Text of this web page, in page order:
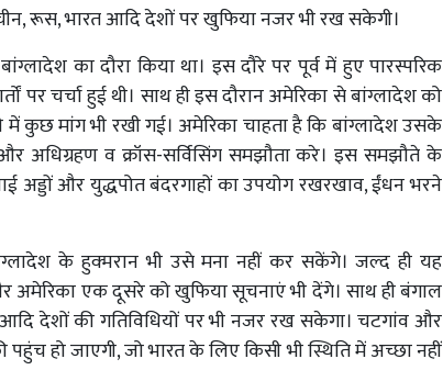
रूस, भारत आदि देशों पर खुफिया नजर भी रख सकेगी।
का दौरा किया था। इस दौरे पर पूर्व में हुए पारस्परिक
पर चर्चा हुई थी। साथ ही इस दौरान अमेरिका से बांग्लादेश को
कुछ मांग भी रखी गई। अमेरिका चाहता है कि बांग्लादेश उसके
अधिग्रहण व क्रॉस-सर्विसिंग समझौता करे। इस समझौते के
अड्डों और युद्धपोत बंदरगाहों का उपयोग रखरखाव, ईंधन भरने
के हुक्मरान भी उसे मना नहीं कर सकेंगे। जल्द ही यह
अमेरिका एक दूसरे को खुफिया सूचनाएं भी देंगे। साथ ही बंगाल
देशों की गतिविधियों पर भी नजर रख सकेगा। चटगांव और
हो जाएगी, जो भारत के लिए किसी भी स्थिति में अच्छा नहीं